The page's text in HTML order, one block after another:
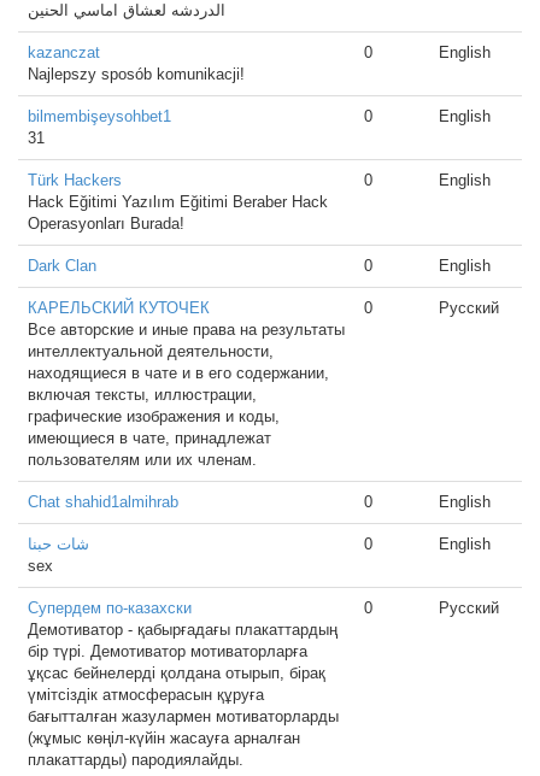
الدردشه لعشاق اماسي الحنين
kazanczat
Najlepszy sposób komunikacji!
0 English
bilmembişeysohbet1
31
0 English
Türk Hackers
Hack Eğitimi Yazılım Eğitimi Beraber Hack
Operasyonları Burada!
0 English
Dark Clan 0 English
КАРЕЛЬСКИЙ КУТОЧЕК
Все авторские и иные права на результаты
интеллектуальной деятельности,
находящиеся в чате и в его содержании,
включая тексты, иллюстрации,
графические изображения и коды,
имеющиеся в чате, принадлежат
пользователям или их членам.
0 Русский
Chat shahid1almihrab 0 English
شات حبنا
sex
0 English
Супердем по-казахски
Демотиватор - қабырғадағы плакаттардың
бір түрі. Демотиватор мотиваторларға
ұқсас бейнелерді қолдана отырып, бірақ
үмітсіздік атмосферасын құруға
бағытталған жазулармен мотиваторларды
(жұмыс көңіл-күйін жасауға арналған
плакаттарды) пародиялайды.
0 Русский